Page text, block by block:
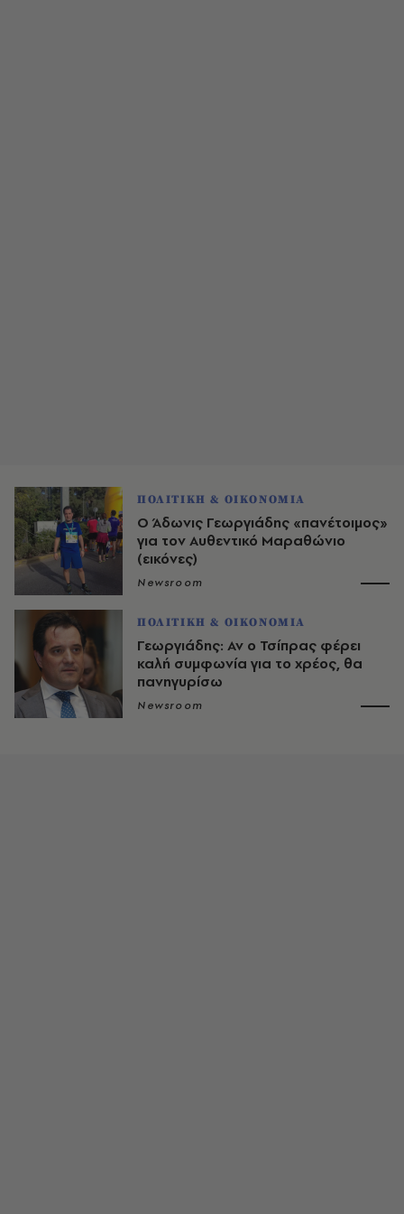
ΠΟΛΙΤΙΚΗ & ΟΙΚΟΝΟΜΙΑ
Ο Άδωνις Γεωργιάδης «πανέτοιμος»
για τον Αυθεντικό Μαραθώνιο
(εικόνες)
Newsroom
ΠΟΛΙΤΙΚΗ & ΟΙΚΟΝΟΜΙΑ
Γεωργιάδης: Αν ο Τσίπρας φέρει
καλή συμφωνία για το χρέος, θα
πανηγυρίσω
Newsroom